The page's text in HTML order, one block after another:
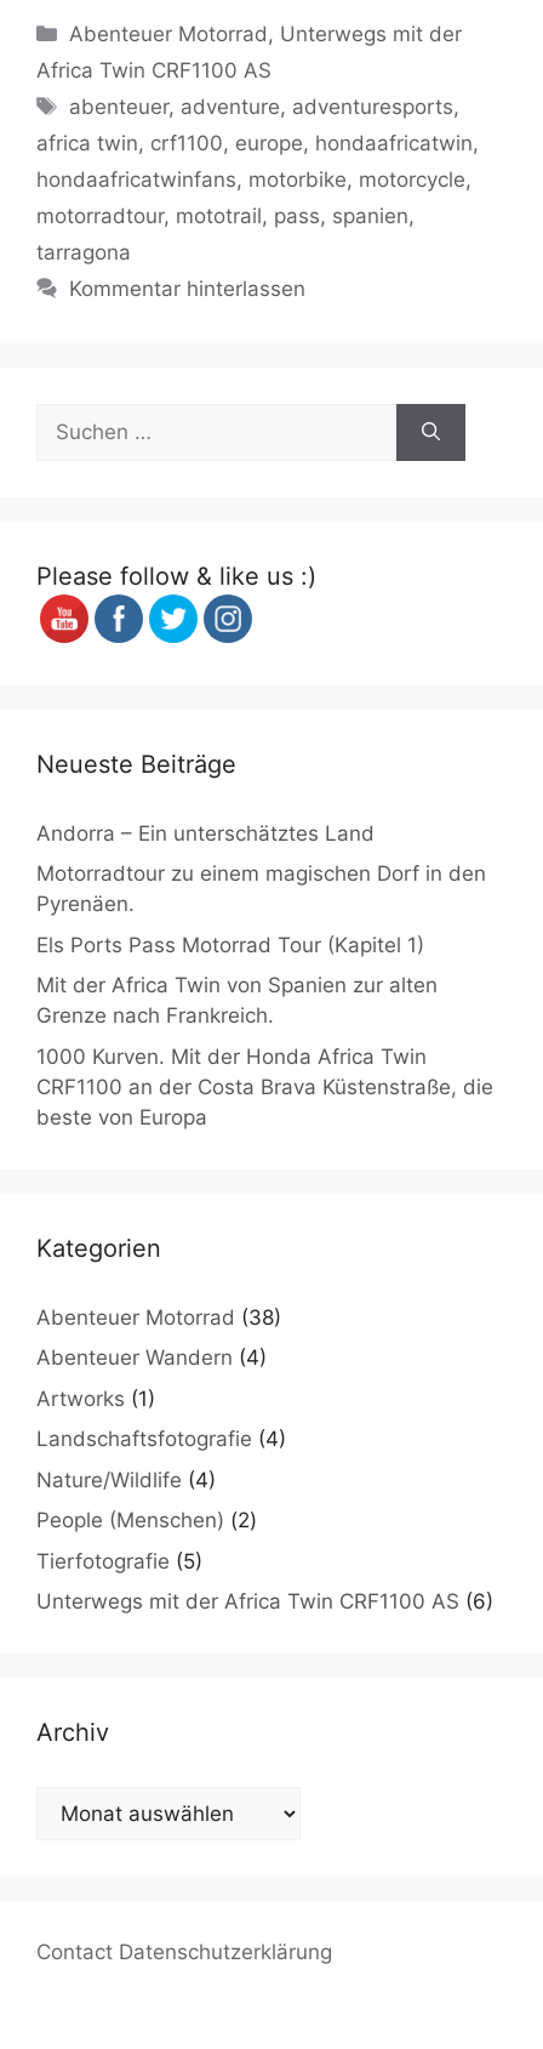
c
e
b
o
o
k
itt
er
ai
l
at
s
A
p
p
g
er
p
Li
n
k
e
a
m
Kategorien
Abenteuer Motorrad , Unterwegs mit der
Africa Twin CRF1100 AS
Schlagwörter
abenteuer, adventure, adventuresports,
africa twin, crf1100, europe, hondaafricatwin,
hondaafricatwinfans, motorbike, motorcycle,
motorradtour, mototrail, pass, spanien,
tarragona
Kommentar hinterlassen
nach:
Please follow & like us :)
Neueste Beiträge
Andorra – Ein unterschätztes Land
Motorradtour zu einem magischen Dorf in den
Pyrenäen.
Els Ports Pass Motorrad Tour (Kapitel 1)
Mit der Africa Twin von Spanien zur alten
Grenze nach Frankreich.
1000 Kurven. Mit der Honda Africa Twin
CRF1100 an der Costa Brava Küstenstraße, die
beste von Europa
Kategorien
Abenteuer Motorrad (38)
Abenteuer Wandern (4)
Artworks (1)
Landschaftsfotografie (4)
Nature/Wildlife (4)
People (Menschen) (2)
Tierfotografie (5)
Unterwegs mit der Africa Twin CRF1100 AS (6)
Archiv
Archiv
Contact Datenschutzerklärung